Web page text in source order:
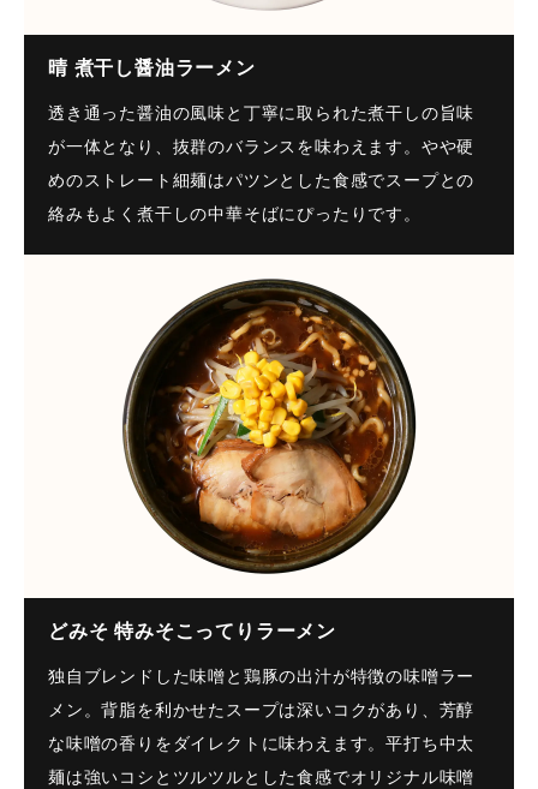
晴 煮干し醤油ラーメン
透き通った醤油の風味と丁寧に取られた煮干しの旨味
が一体となり、抜群のバランスを味わえます。やや硬
めのストレート細麺はパツンとした食感でスープとの
絡みもよく煮干しの中華そばにぴったりです。
どみそ 特みそこってりラーメン
独自ブレンドした味噌と鶏豚の出汁が特徴の味噌ラー
メン。背脂を利かせたスープは深いコクがあり、芳醇
な味噌の香りをダイレクトに味わえます。平打ち中太
麺は強いコシとツルツルとした食感でオリジナル味噌